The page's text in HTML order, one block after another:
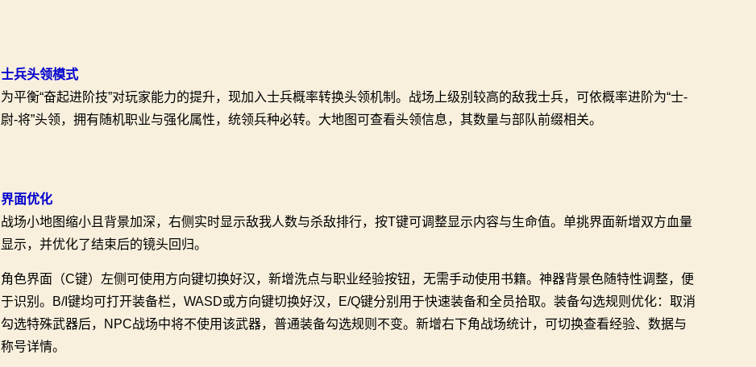
士兵头领模式
为平衡“奋起进阶技”对玩家能力的提升，现加入士兵概率转换头领机制。战场上级别较高的敌我士兵，可依概率进阶为“士-
尉-将”头领，拥有随机职业与强化属性，统领兵种必转。大地图可查看头领信息，其数量与部队前缀相关。
界面优化
战场小地图缩小且背景加深，右侧实时显示敌我人数与杀敌排行，按T键可调整显示内容与生命值。单挑界面新增双方血量
显示，并优化了结束后的镜头回归。
角色界面（C键）左侧可使用方向键切换好汉，新增洗点与职业经验按钮，无需手动使用书籍。神器背景色随特性调整，便
于识别。B/I键均可打开装备栏，WASD或方向键切换好汉，E/Q键分别用于快速装备和全员拾取。装备勾选规则优化：取消
勾选特殊武器后，NPC战场中将不使用该武器，普通装备勾选规则不变。新增右下角战场统计，可切换查看经验、数据与
称号详情。